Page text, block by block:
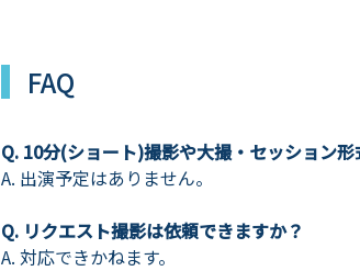
FAQ
Q. 10分(ショート)撮影や大撮・セッション
A. 出演予定はありません。
Q. リクエスト撮影は依頼できますか？
A. 対応できかねます。